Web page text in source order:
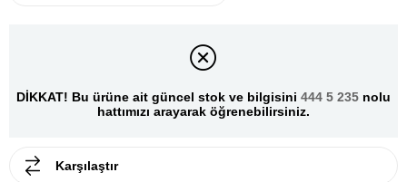
DİKKAT! Bu ürüne ait güncel stok ve bilgisini 444 5 235 nolu
hattımızı arayarak öğrenebilirsiniz.
Karşılaştır